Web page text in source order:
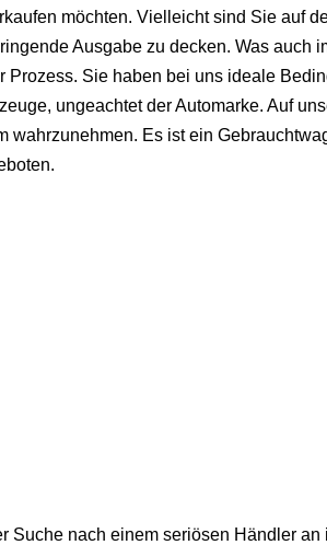
möchten. Vielleicht sind Sie auf
Ausgabe zu decken. Was auch
Prozess. Sie haben bei uns ideale
ungeachtet der Automarke. Auf
Es ist ein
Suche nach einem seriösen Händler